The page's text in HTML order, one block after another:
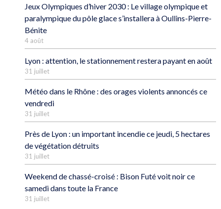
Jeux Olympiques d’hiver 2030 : Le village olympique et
paralympique du pôle glace s’installera à Oullins-Pierre-
Bénite
4 août
Lyon : attention, le stationnement restera payant en août
31 juillet
Météo dans le Rhône : des orages violents annoncés ce
vendredi
31 juillet
Près de Lyon : un important incendie ce jeudi, 5 hectares
de végétation détruits
31 juillet
Weekend de chassé-croisé : Bison Futé voit noir ce
samedi dans toute la France
31 juillet